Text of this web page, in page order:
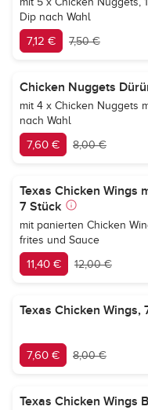
Dip nach Wahl
7,12 € 7,50 €
Chicken Nuggets
mit 4 x Chicken Nuggets
nach Wahl
7,60 € 8,00 €
Texas Chicken Wings
7 Stück
mit panierten Chicken
frites und Sauce
11,40 € 12,00 €
Texas Chicken Wings,
7,60 € 8,00 €
Texas Chicken Wings